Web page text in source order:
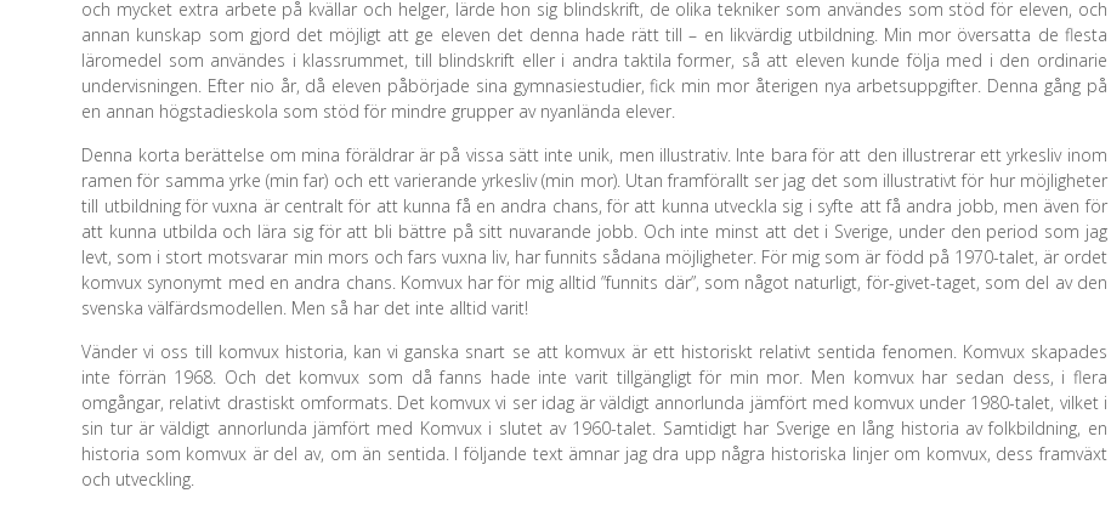
och mycket extra arbete på kvällar och helger, lärde hon sig blindskrift, de olika tekniker som användes som stöd för eleven, och
annan kunskap som gjord det möjligt att ge eleven det denna hade rätt till – en likvärdig utbildning. Min mor översatta de flesta
läromedel som användes i klassrummet, till blindskrift eller i andra taktila former, så att eleven kunde följa med i den ordinarie
undervisningen. Efter nio år, då eleven påbörjade sina gymnasiestudier, fick min mor återigen nya arbetsuppgifter. Denna gång på
en annan högstadieskola som stöd för mindre grupper av nyanlända elever.
Denna korta berättelse om mina föräldrar är på vissa sätt inte unik, men illustrativ. Inte bara för att den illustrerar ett yrkesliv inom
ramen för samma yrke (min far) och ett varierande yrkesliv (min mor). Utan framförallt ser jag det som illustrativt för hur möjligheter
till utbildning för vuxna är centralt för att kunna få en andra chans, för att kunna utveckla sig i syfte att få andra jobb, men även för
att kunna utbilda och lära sig för att bli bättre på sitt nuvarande jobb. Och inte minst att det i Sverige, under den period som jag
levt, som i stort motsvarar min mors och fars vuxna liv, har funnits sådana möjligheter. För mig som är född på 1970-talet, är ordet
komvux synonymt med en andra chans. Komvux har för mig alltid ”funnits där”, som något naturligt, för-givet-taget, som del av den
svenska välfärdsmodellen. Men så har det inte alltid varit!
Vänder vi oss till komvux historia, kan vi ganska snart se att komvux är ett historiskt relativt sentida fenomen. Komvux skapades
inte förrän 1968. Och det komvux som då fanns hade inte varit tillgängligt för min mor. Men komvux har sedan dess, i flera
omgångar, relativt drastiskt omformats. Det komvux vi ser idag är väldigt annorlunda jämfört med komvux under 1980-talet, vilket i
sin tur är väldigt annorlunda jämfört med Komvux i slutet av 1960-talet. Samtidigt har Sverige en lång historia av folkbildning, en
historia som komvux är del av, om än sentida. I följande text ämnar jag dra upp några historiska linjer om komvux, dess framväxt
och utveckling.